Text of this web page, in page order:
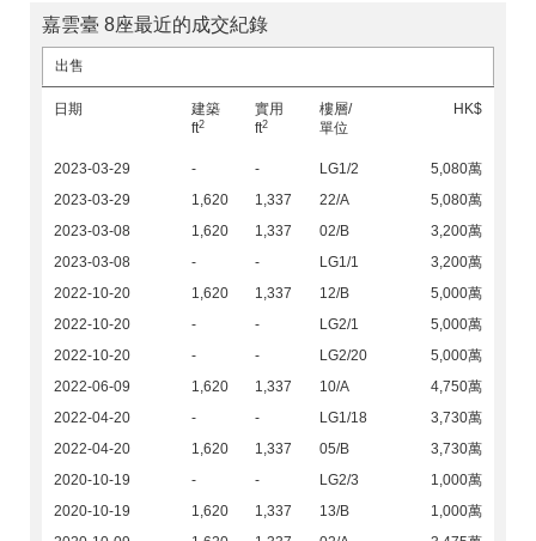
嘉雲臺 8座最近的成交紀錄
出售
日期
建築
ft2
實用
ft2
樓層/
單位
HK$
2023-03-29 - - LG1/2
5,080萬
2023-03-29
1,620 1,337 22/A
5,080萬
2023-03-08
1,620 1,337 02/B
3,200萬
2023-03-08
- - LG1/1
3,200萬
2022-10-20
1,620 1,337 12/B
5,000萬
2022-10-20
- - LG2/1
5,000萬
2022-10-20
- - LG2/20
5,000萬
2022-06-09
1,620 1,337 10/A
4,750萬
2022-04-20
- - LG1/18
3,730萬
2022-04-20
1,620 1,337 05/B
3,730萬
2020-10-19
- - LG2/3
1,000萬
2020-10-19
1,620 1,337 13/B
1,000萬